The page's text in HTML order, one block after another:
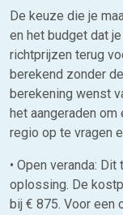
De keuze die je
en het budget dat
richtprijzen terug
berekend zonder
berekening wenst
het aangeraden
regio op te vragen
• Open veranda:
oplossing. De
bij € 875. Voor een